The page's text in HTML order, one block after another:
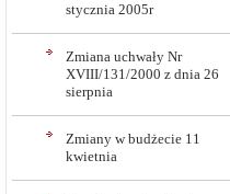
stycznia 2005r
Zmiana uchwały Nr
XVIII/131/2000 z dnia 26
sierpnia
Zmiany w budżecie 11
kwietnia